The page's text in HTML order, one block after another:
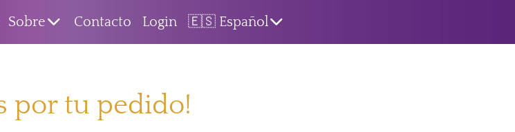
Sobre Contacto Login 🇪🇸​ Español
por tu pedido!